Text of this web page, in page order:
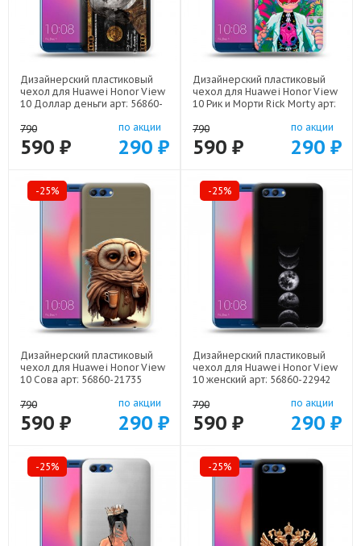
Дизайнерский пластиковый
чехол для Huawei Honor View
10 Доллар деньги арт: 56860-
790
590 ₽
по акции
290 ₽
Дизайнерский пластиковый
чехол для Huawei Honor View
10 Рик и Морти Rick Morty арт:
790
590 ₽
по акции
290 ₽
-25%
Дизайнерский пластиковый
чехол для Huawei Honor View
10 Сова арт: 56860-21735
790
590 ₽
по акции
290 ₽
-25%
Дизайнерский пластиковый
чехол для Huawei Honor View
10 женский арт: 56860-22942
790
590 ₽
по акции
290 ₽
-25% -25%